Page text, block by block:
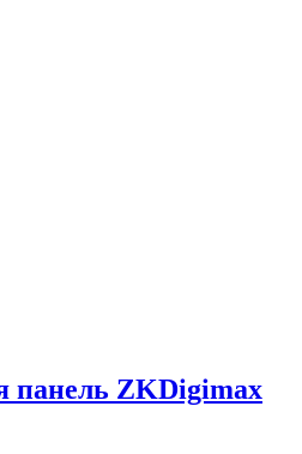
панель ZKDigimax